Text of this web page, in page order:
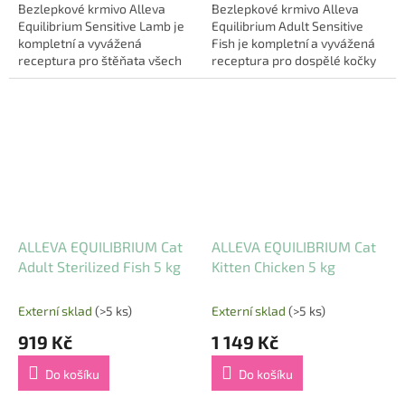
Bezlepkové krmivo Alleva
Equilibrium Sensitive Lamb je
kompletní a vyvážená
receptura pro štěňata všech
plemen a březí a kojící feny
Bezlepkové krmivo Alleva
Equilibrium Adult Sensitive
Fish je kompletní a vyvážená
receptura pro dospělé kočky
včetně jedinců s citlivým
ALLEVA EQUILIBRIUM Cat
Adult Sterilized Fish 5 kg
Externí sklad (>5 ks)
919 Kč
Do košíku
ALLEVA EQUILIBRIUM Cat
Kitten Chicken 5 kg
Externí sklad (>5 ks)
1 149 Kč
Do košíku